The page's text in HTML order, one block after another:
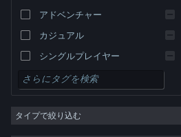
国およびその他の国の各社が所有します。プライバシー
ポリシー|リーガル|アクセシビリティ|Steam 利
用規約|返金| Cookie
アドベンチャー
カジュアル
シングルプレイヤー
シミュレーション
RPG
ストラテジー
タイプで絞り込む